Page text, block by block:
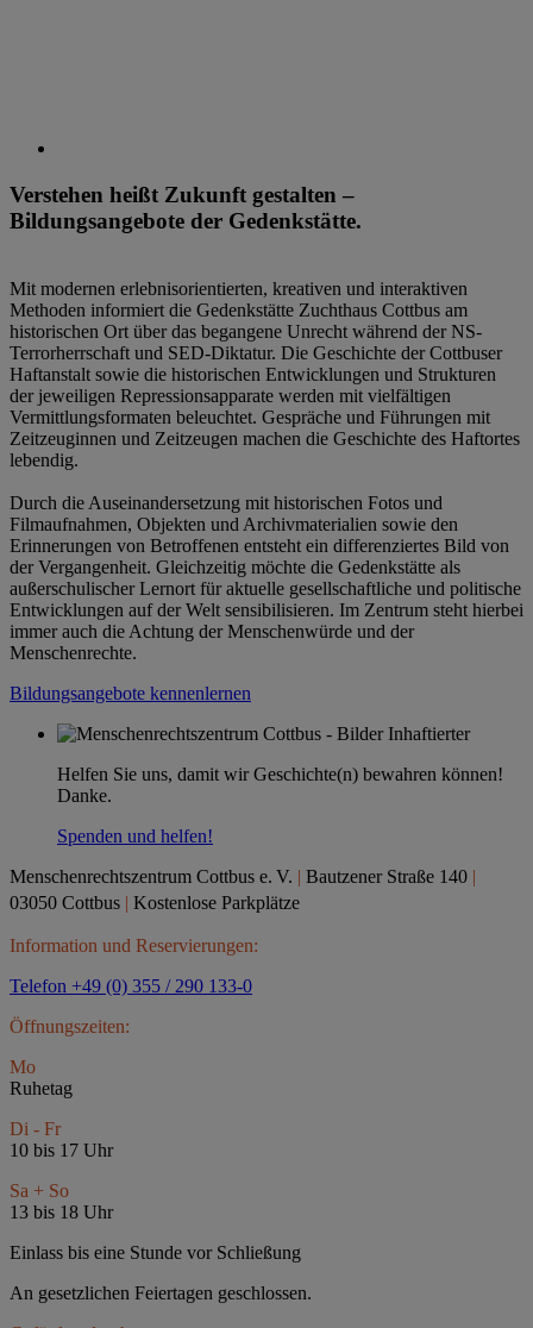
Verstehen heißt Zukunft gestalten –
Bildungsangebote der Gedenkstätte.
Mit modernen erlebnisorientierten, kreativen und interaktiven
Methoden informiert die Gedenkstätte Zuchthaus Cottbus am
historischen Ort über das begangene Unrecht während der NS-
Terrorherrschaft und SED-Diktatur. Die Geschichte der Cottbuser
Haftanstalt sowie die historischen Entwicklungen und Strukturen
der jeweiligen Repressionsapparate werden mit vielfältigen
Vermittlungsformaten beleuchtet. Gespräche und Führungen mit
Zeitzeuginnen und Zeitzeugen machen die Geschichte des Haftortes
lebendig.
Durch die Auseinandersetzung mit historischen Fotos und
Filmaufnahmen, Objekten und Archivmaterialien sowie den
Erinnerungen von Betroffenen entsteht ein differenziertes Bild von
der Vergangenheit. Gleichzeitig möchte die Gedenkstätte als
außerschulischer Lernort für aktuelle gesellschaftliche und politische
Entwicklungen auf der Welt sensibilisieren. Im Zentrum steht hierbei
immer auch die Achtung der Menschenwürde und der
Menschenrechte.
Bildungsangebote kennenlernen
Helfen Sie uns, damit wir Geschichte(n) bewahren können!
Danke.
Spenden und helfen!
Menschenrechtszentrum Cottbus e. V. | Bautzener Straße 140 |
03050 Cottbus | Kostenlose Parkplätze
Information und Reservierungen:
Telefon +49 (0) 355 / 290 133-0
Öffnungszeiten:
Mo
Ruhetag
Di - Fr
10 bis 17 Uhr
Sa + So
13 bis 18 Uhr
Einlass bis eine Stunde vor Schließung
An gesetzlichen Feiertagen geschlossen.